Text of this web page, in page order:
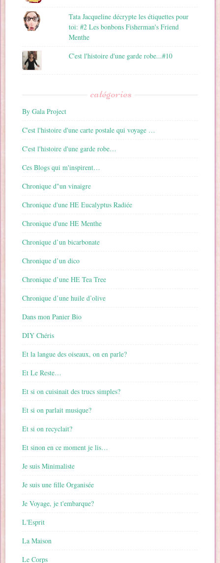
Tata Jacqueline décrypte les étiquettes pour
toi: #2 Les bonbons Fisherman's Friend
Menthe
C'est l'histoire d'une garde robe...#10
catégories
By Gala Project
C'est l'histoire d'une carte postale qui voyage …
C'est l'histoire d'une garde robe…
Ces Blogs qui m'inspirent…
Chronique d"un vinaigre
Chronique d'une HE Eucalyptus Radiée
Chronique d'une HE Menthe
Chronique d’un bicarbonate
Chronique d’un dico
Chronique d’une HE Tea Tree
Chronique d’une huile d’olive
Dans mon Panier Bio
DIY Chéris
Et la langue des oiseaux, on en parle?
Et Le Reste…
Et si on cuisinait des trucs simples?
Et si on parlait musique?
Et si on recyclait?
Et sinon en ce moment je lis…
Je suis Minimaliste
Je suis une fille Organisée
Je Voyage, je t'embarque?
L'Esprit
La Maison
Le Corps